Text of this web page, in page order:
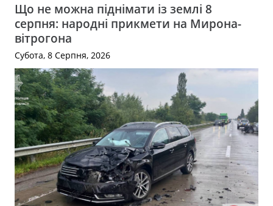
Що не можна піднімати із землі 8
серпня: народні прикмети на Мирона-
вітрогона
Субота, 8 Серпня, 2026